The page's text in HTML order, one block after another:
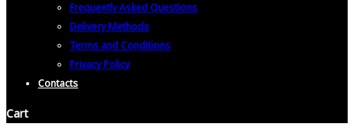
Frequently Asked Questions
Delivery Methods
Terms and Conditions
Privacy Policy
Contacts
Cart